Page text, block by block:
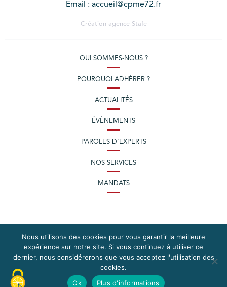
Email : accueil@cpme72.fr
Création agence Stafe
QUI SOMMES-NOUS ?
POURQUOI ADHÉRER ?
ACTUALITÉS
ÉVÈNEMENTS
PAROLES D’EXPERTS
NOS SERVICES
MANDATS
PLAN DU SITE
MENTIONS LÉGALES
Nous utilisons des cookies pour vous garantir la meilleure
expérience sur notre site. Si vous continuez à utiliser ce
dernier, nous considérerons que vous acceptez l'utilisation des
cookies.
Ok
Plus d'informations